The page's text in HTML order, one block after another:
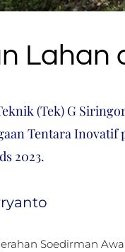
Lahan
(Tek) G
Tentara Inovatif
2023.
Soedirman